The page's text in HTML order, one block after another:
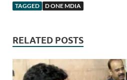
TAGGED D ONE MDIA
RELATED POSTS